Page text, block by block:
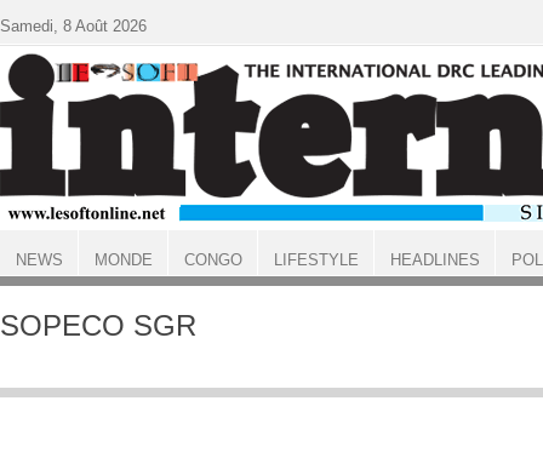
ACCUEIL
SOPECO SGR
Samedi, 8 Août 2026
NEWS MONDE CONGO LIFESTYLE HEADLINES